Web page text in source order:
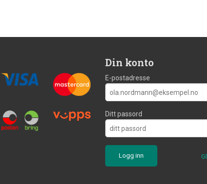
Din konto
E-postadresse
Ditt passord